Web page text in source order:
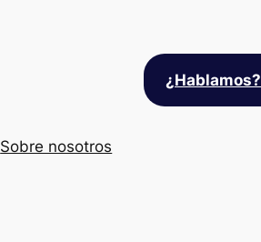
¿Hablamos?
Sobre nosotros